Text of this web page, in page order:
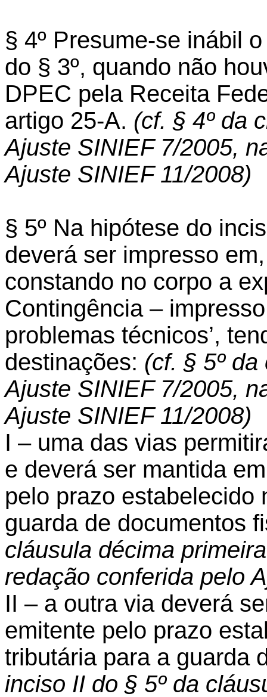
§ 4º Presume-se inábil
do § 3º, quando não
DPEC pela Receita
artigo 25-A. (cf. § 4º da
Ajuste SINIEF 7/2005,
Ajuste SINIEF 11/2008)
§ 5º Na hipótese do
deverá ser impresso
constando no corpo a
Contingência –
problemas técnicos’,
destinações: (cf. § 5º
Ajuste SINIEF 7/2005,
Ajuste SINIEF 11/2008)
I – uma das vias
e deverá ser mantida
pelo prazo estabelecido
guarda de documentos
cláusula décima
redação conferida pelo
II – a outra via deverá
emitente pelo prazo
tributária para a guarda
inciso II do § 5º da